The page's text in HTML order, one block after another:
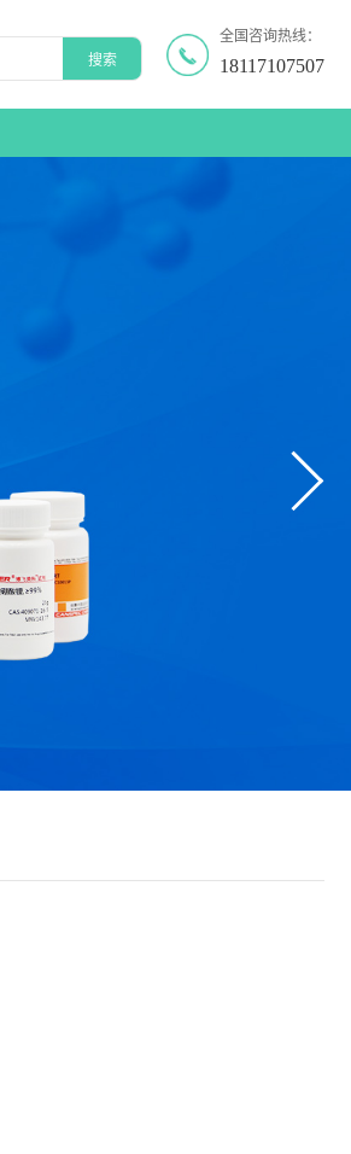
全国咨询热线：
18117107507